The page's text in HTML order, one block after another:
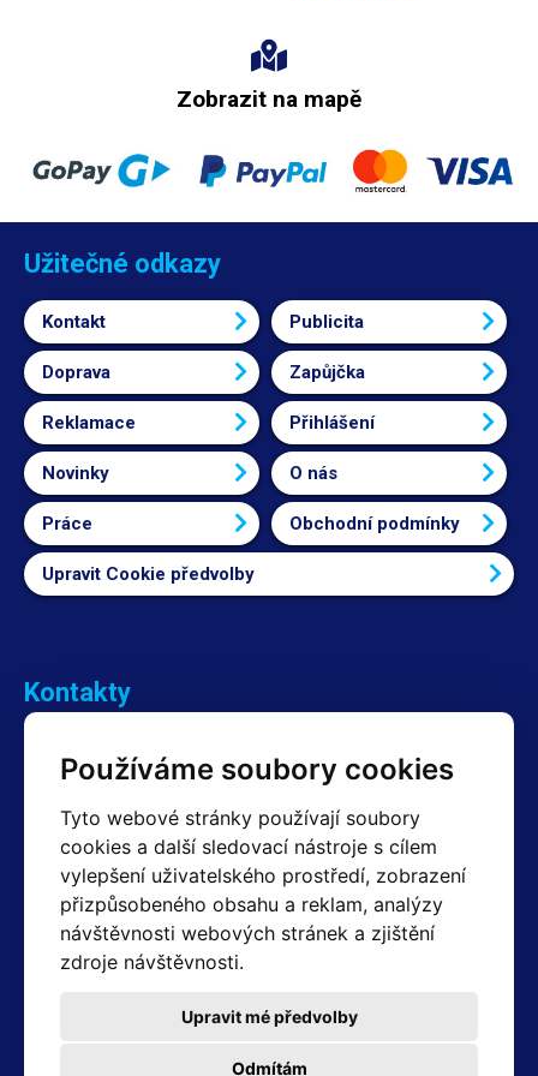
Používáme soubory cookies
Tyto webové stránky používají soubory
cookies a další sledovací nástroje s cílem
vylepšení uživatelského prostředí, zobrazení
přizpůsobeného obsahu a reklam, analýzy
návštěvnosti webových stránek a zjištění
zdroje návštěvnosti.
Odmítám
Upravit mé předvolby
Zobrazit na mapě
Užitečné odkazy
Kontakt Publicita
Doprava Zapůjčka
Reklamace Přihlášení
Novinky O nás
Práce Obchodní podmínky
Upravit Cookie předvolby
Kontakty
+420 603 357 606 +420 605 234 204
Fakturační a expediční oddělení
+420 605 259 759 (Po–Pá: 7:30 – 15:00)
Technické oddělení
+420 603 355 085 (Po–Pá: 8:00 – 16:00)
servis@hotair.cz
Platba jen v hotovosti